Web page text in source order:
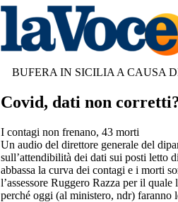
BUFERA IN SICILIA A CAUSA
Covid, dati non
I contagi non frenano, 43 morti
Un audio del direttore generale del
sull’attendibilità dei dati sui posti letto
abbassa la curva dei contagi e i morti
l’assessore Ruggero Razza per il
perché oggi (al ministero, ndr) faranno